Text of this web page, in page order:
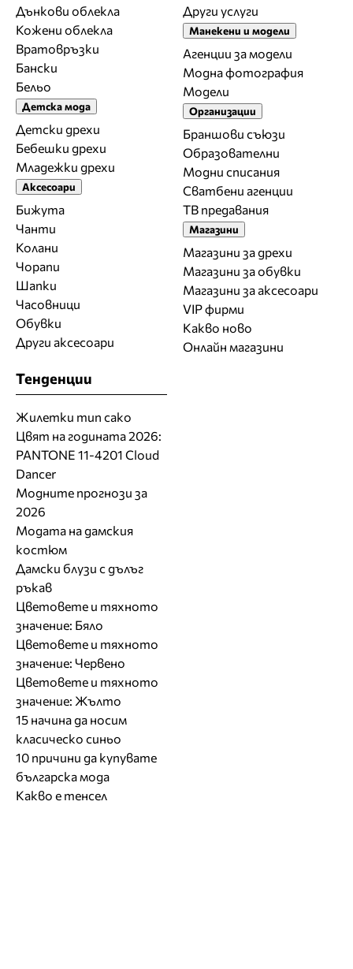
Дънкови облекла
Кожени облекла
Вратовръзки
Бански
Бельо
Детска мода
Детски дрехи
Бебешки дрехи
Младежки дрехи
Аксесоари
Бижута
Чанти
Колани
Чорапи
Шапки
Часовници
Обувки
Други аксесоари
Други услуги
Манекени и модели
Агенции за модели
Модна фотография
Модели
Организации
Браншови съюзи
Образователни
Модни списания
Сватбени агенции
ТВ предавания
Магазини
Магазини за дрехи
Магазини за обувки
Магазини за aксесоари
VIP фирми
Какво ново
Онлайн магазини
Тенденции
Жилетки тип сако
Цвят на годината 2026:
PANTONE 11-4201 Cloud
Dancer
Модните прогнози за
2026
Модата на дамския
костюм
Дамски блузи с дълъг
ръкав
Цветовете и тяхното
значение: Бяло
Цветовете и тяхното
значение: Червено
Цветовете и тяхното
значение: Жълто
15 начина да носим
класическо синьо
10 причини да купувате
българска мода
Какво е тенсел